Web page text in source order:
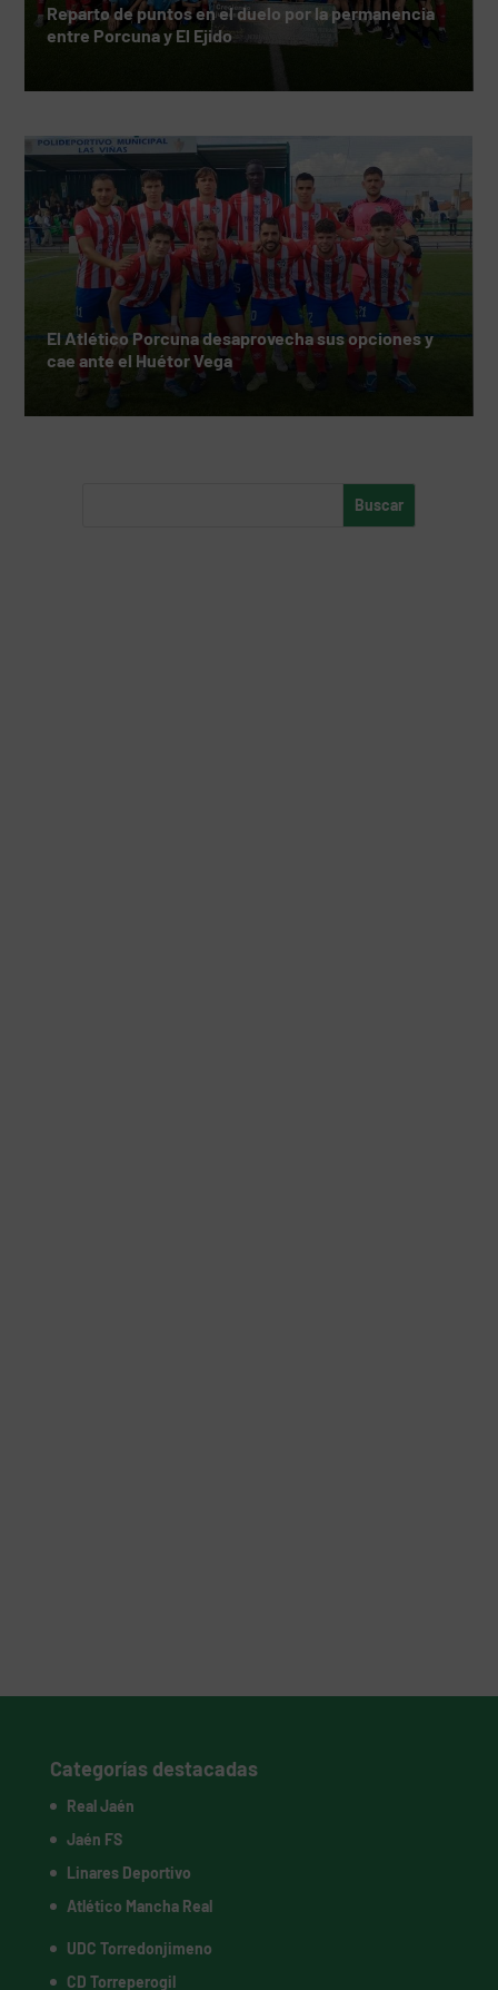
Reparto de puntos en el duelo por la permanencia
entre Porcuna y El Ejido
El Atlético Porcuna desaprovecha sus opciones y
cae ante el Huétor Vega
Categorías destacadas
Real Jaén
Jaén FS
Linares Deportivo
Atlético Mancha Real
UDC Torredonjimeno
CD Torreperogil